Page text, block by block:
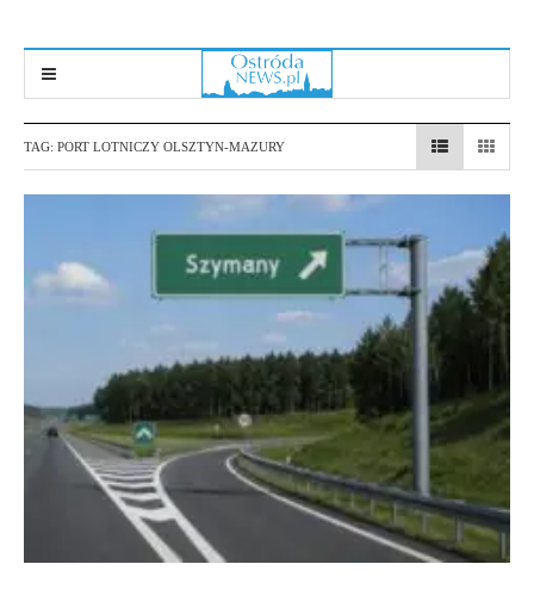
TAG: PORT LOTNICZY OLSZTYN-MAZURY